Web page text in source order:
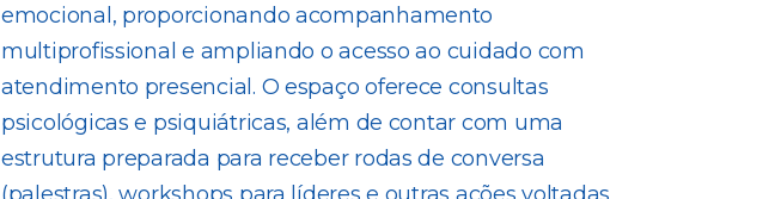
emocional, proporcionando acompanhamento
multiprofissional e ampliando o acesso ao cuidado com
atendimento presencial. O espaço oferece consultas
psicológicas e psiquiátricas, além de contar com uma
estrutura preparada para receber rodas de conversa
(palestras), workshops para líderes e outras ações voltadas